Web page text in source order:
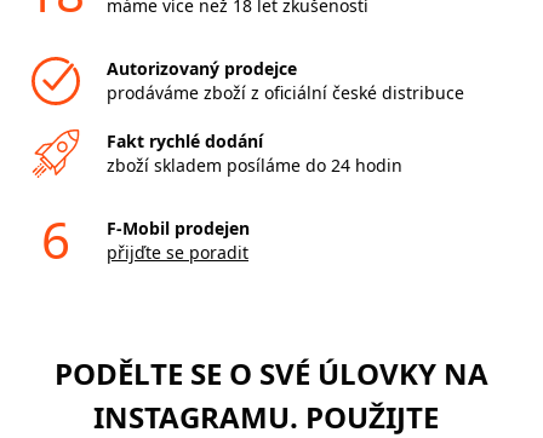
máme více než 18 let zkušeností
Autorizovaný prodejce
prodáváme zboží z oficiální české distribuce
Fakt rychlé dodání
zboží skladem posíláme do 24 hodin
6
F-Mobil prodejen
přijďte se poradit
PODĚLTE SE O SVÉ ÚLOVKY NA
INSTAGRAMU. POUŽIJTE